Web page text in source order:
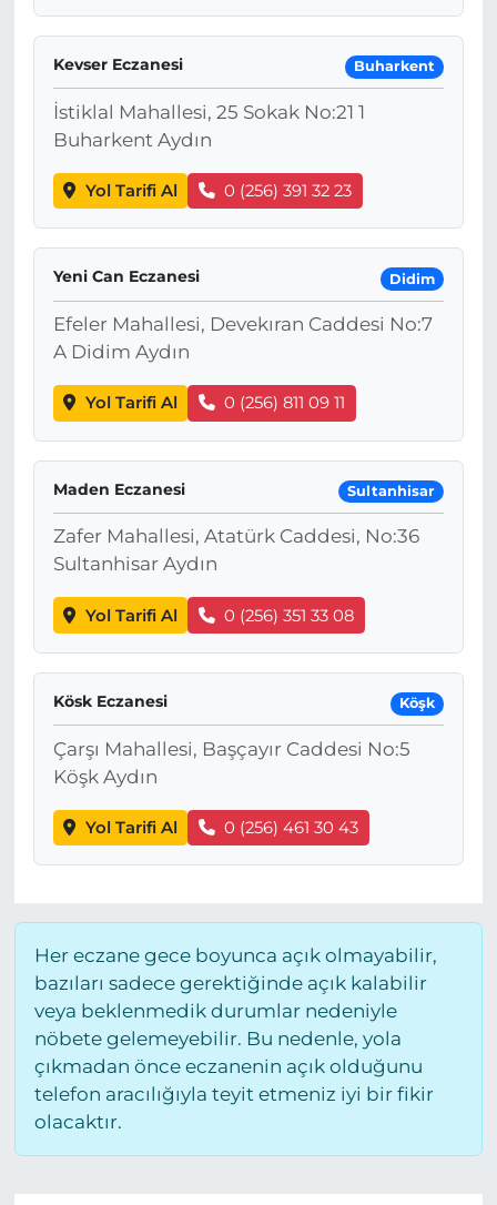
Kevser Eczanesi Buharkent
İstiklal Mahallesi, 25 Sokak No:21 1
Buharkent Aydın
Yol Tarifi Al 0 (256) 391 32 23
Yeni Can Eczanesi Didim
Efeler Mahallesi, Devekıran Caddesi No:7
A Didim Aydın
Yol Tarifi Al 0 (256) 811 09 11
Maden Eczanesi Sultanhisar
Zafer Mahallesi, Atatürk Caddesi, No:36
Sultanhisar Aydın
Yol Tarifi Al 0 (256) 351 33 08
Kösk Eczanesi Köşk
Çarşı Mahallesi, Başçayır Caddesi No:5
Köşk Aydın
Yol Tarifi Al 0 (256) 461 30 43
Her eczane gece boyunca açık olmayabilir,
bazıları sadece gerektiğinde açık kalabilir
veya beklenmedik durumlar nedeniyle
nöbete gelemeyebilir. Bu nedenle, yola
çıkmadan önce eczanenin açık olduğunu
telefon aracılığıyla teyit etmeniz iyi bir fikir
olacaktır.